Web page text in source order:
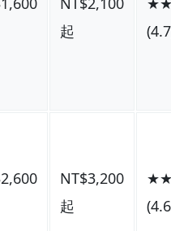
起
NT$3,200
起